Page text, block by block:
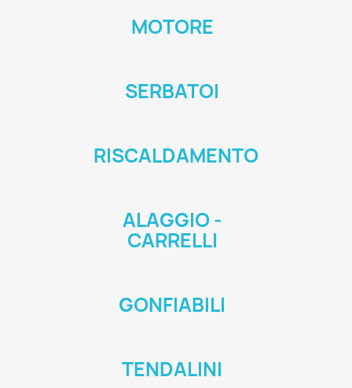
MOTORE
SERBATOI
RISCALDAMENTO
ALAGGIO -
CARRELLI
GONFIABILI
TENDALINI